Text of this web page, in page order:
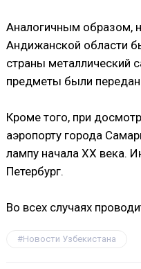
Аналогичным образом,
Андижанской области
страны металлический
предметы были
Кроме того, при
аэропорту города
лампу начала XX века.
Петербург.
Во всех случаях
Новости Узбекистана